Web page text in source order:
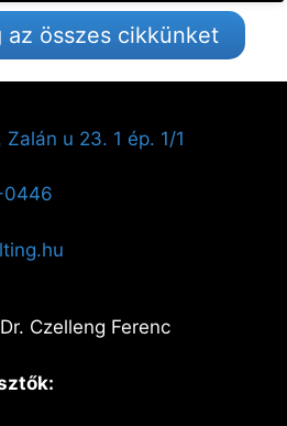
az összes cikkünket
u 23. 1 ép. 1/1
Dr. Czelleng Ferenc